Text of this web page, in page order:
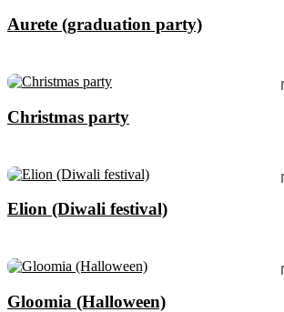
Aurete (graduation party)
Christmas party
Elion (Diwali festival)
Gloomia (Halloween)